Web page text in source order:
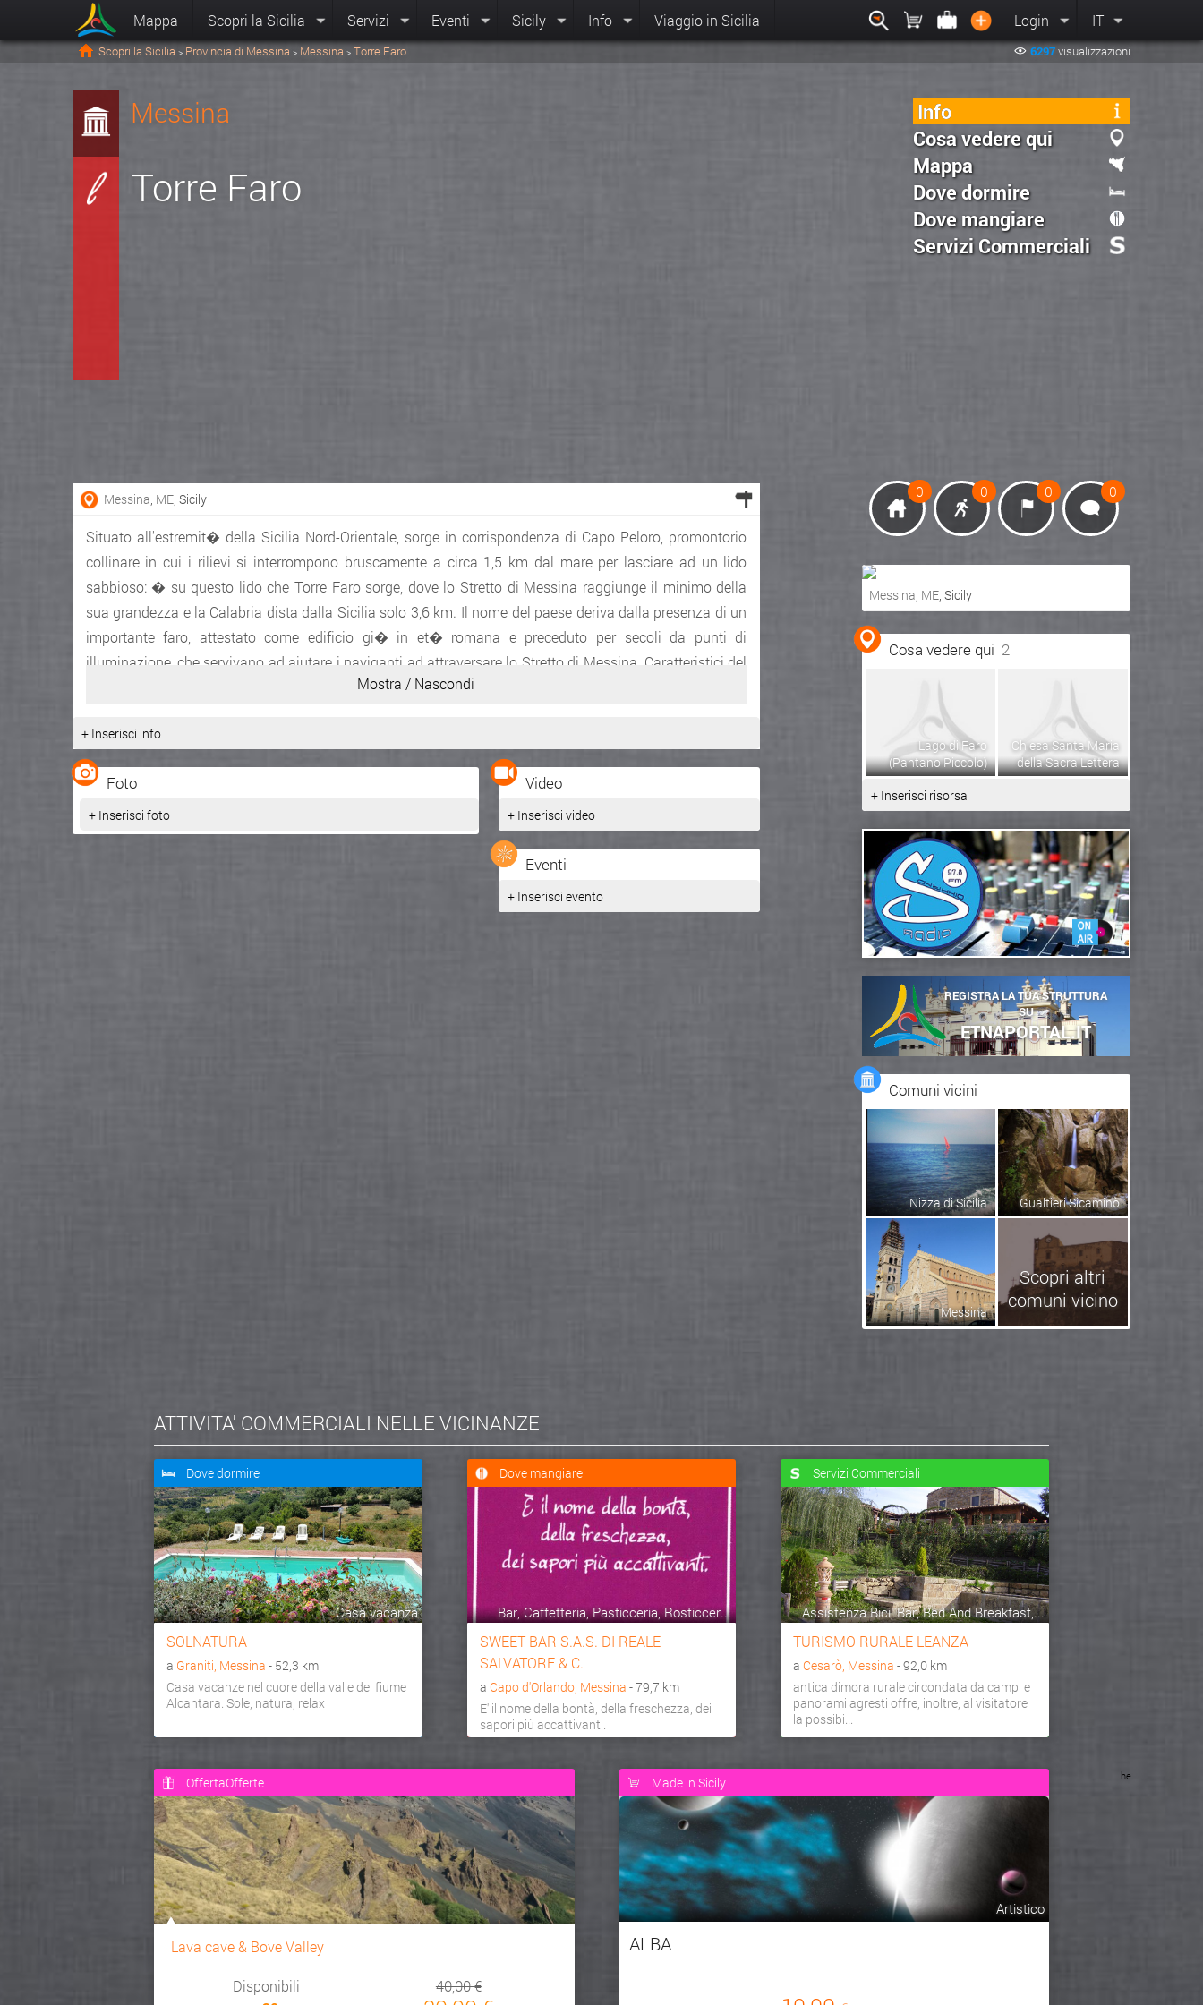
Mappa Scopri la Sicilia Servizi Eventi Sicily Info Viaggio in Sicilia Login IT
Scopri la Sicilia > Provincia di Messina > Messina > Torre Faro 6297visualizzazioni
Messina
Torre Faro
Info
Cosa vedere qui
Mappa
Dove dormire
Dove mangiare
Servizi Commerciali
Messina ME, Sicily
Situato all'estremit� della Sicilia Nord-Orientale, sorge in corrispondenza di Capo Peloro, promontorio
collinare in cui i rilievi si interrompono bruscamente a circa 1,5 km dal mare per lasciare ad un lido
sabbioso: � su questo lido che Torre Faro sorge, dove lo Stretto di Messina raggiunge il minimo della
sua grandezza e la Calabria dista dalla Sicilia solo 3,6 km. Il nome del paese deriva dalla presenza di un
importante faro, attestato come edificio gi� in et� romana e preceduto per secoli da punti di
illuminazione, che servivano ad aiutare i naviganti ad attraversare lo Stretto di Messina. Caratteristici del
luogo sono i refoli, vortici generati dalla corrente dello Stretto di Messina, che nei secoli passati
Fonte:http://it.wikipedia.... Inserito dafedericosic
Mostra / Nascondi
+ Inserisci info
Foto
+ Inserisci foto
Video
+ Inserisci video
Eventi
+ Inserisci evento
0 0 0 0
Ottieni indicazioni stradali
Visualizza mappa
Messina, ME, Sicily
Cosa vedere qui 2
Lago di Faro
(Pantano Piccolo)
Chiesa Santa Maria
della Sacra Lettera
+ Inserisci risorsa
REGISTRA LA TUA STRUTTURA
SU
ETNAPORTAL.IT
Comuni vicini
Nizza di Sicilia Gualtieri Sicaminò
Messina
Scopri altri
comuni vicino
ATTIVITA' COMMERCIALI NELLE VICINANZE
Dove dormire
Casa vacanza
SOLNATURA
a Graniti, Messina - 52,3 km
Casa vacanze nel cuore della valle del fiume
Alcantara. Sole, natura, relax
Dove mangiare
Bar, Caffetteria, Pasticceria, Rosticcer...
SWEET BAR S.A.S. DI REALE
SALVATORE & C.
a Capo d'Orlando, Messina - 79,7 km
E' il nome della bontà, della freschezza, dei
sapori più accattivanti.
Servizi Commerciali
Assistenza Bici, Bar, Bed And Breakfast,...
TURISMO RURALE LEANZA
a Cesarò, Messina - 92,0 km
antica dimora rurale circondata da campi e
panorami agresti offre, inoltre, al visitatore
la possibi...
OffertaOfferte
Lava cave & Bove Valley
Disponibili
40,00 €
Made in Sicily
Artistico
ALBA
he